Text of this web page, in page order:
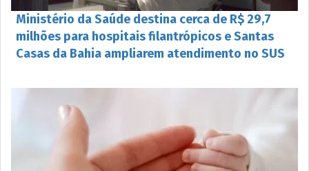
Ministério da Saúde destina cerca de R$ 29,7
milhões para hospitais filantrópicos e Santas
Casas da Bahia ampliarem atendimento no SUS